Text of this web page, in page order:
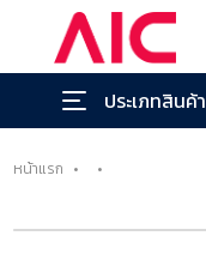
ประเภทสินค้า
หน้าแรก • •